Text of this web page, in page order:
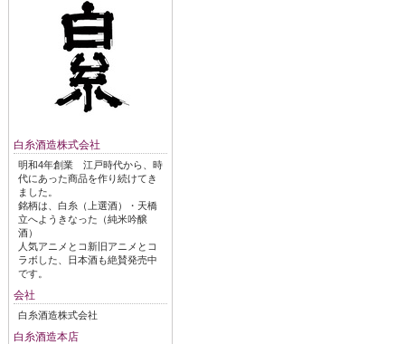
白糸酒造株式会社
明和4年創業 江戸時代から、時
代にあった商品を作り続けてき
ました。
銘柄は、白糸（上選酒）・天橋
立へようきなった（純米吟醸
酒）
人気アニメとコ新旧アニメとコ
ラボした、日本酒も絶賛発売中
です。
会社
白糸酒造株式会社
白糸酒造本店